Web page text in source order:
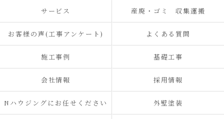
サービス 産廃・ゴミ 収集運搬
お客様の声(工事アンケート) よくある質問
施工事例 基礎工事
会社情報 採用情報
Nハウジングにお任せください 外壁塗装